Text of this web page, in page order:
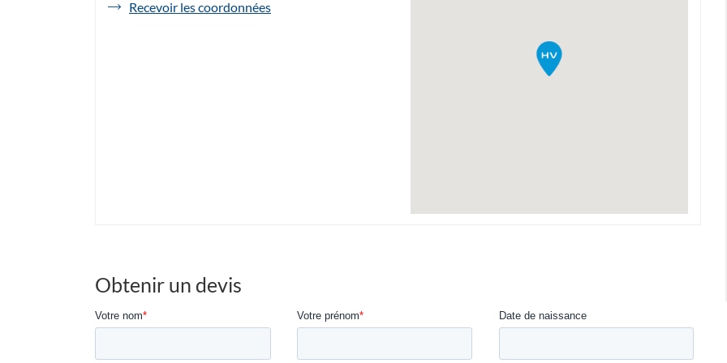
Recevoir les coordonnéesde
Obtenir un devis